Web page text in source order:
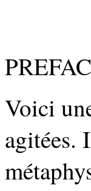
Voici
agitées.